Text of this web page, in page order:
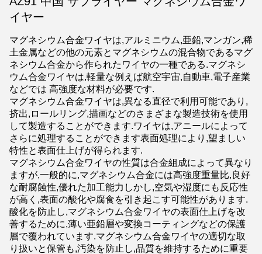
イヤー
マグネシウム合金ワイヤは,アルミニウム,亜鉛,マンガン,稀
土金属などの他の元素とマグネシウムの混合物であるマグ
ネシウム合金から作られたワイヤの一種である.マグネシ
ウム合金ワイヤは,軽量な例えば航空宇宙,自動車,電子産業
などでは 高強度な材料が必要です.
マグネシウム合金ワイヤは,異なる直径で利用可能であり,
挤出,ロールリング,描画などのさまざまな製造技術を使用
して製造することができます.ワイヤは,アニールによって
さらに処理することができます表面処理により,望ましい
特性と表面仕上げが得られます.
マグネシウム合金ワイヤの性質は合金組成によって異なり
ますが,一般的に,マグネシウム合金には高強度重量比,良好
な耐腐蝕性,優れた加工能力しかし,空気や湿度にも反応性
が高く,表面の酸化や腐食を引き起こす可能性があります.
酸化を防止し,マグネシウム合金ワイヤの表面仕上げを改
善するために,薄い亜鉛層や変換コーティングなどの保護
層で覆われています.マグネシウム合金ワイヤの適切な取
り扱いと保管も,汚染を防止し,品質を維持するために重要